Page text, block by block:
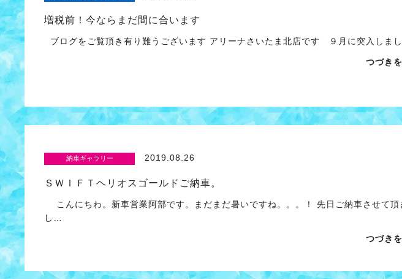
増税前！今ならまだ間に合います
ブログをご覧頂き有り難うございます アリーナさいたま北店です ９月に突入しま
つづき
納車ギャラリー 2019.08.26
ＳＷＩＦＴヘリオスゴールドご納車。
こんにちわ。新車営業阿部です。まだまだ暑いですね。。。！ 先日ご納車させて頂
し…
つづき